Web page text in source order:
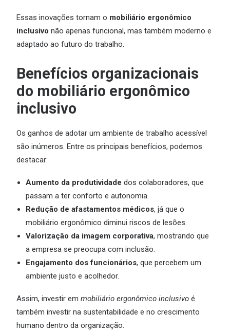
Essas inovações tornam o mobiliário ergonômico
inclusivo não apenas funcional, mas também moderno e
adaptado ao futuro do trabalho.
Benefícios organizacionais
do mobiliário ergonômico
inclusivo
Os ganhos de adotar um ambiente de trabalho acessível
são inúmeros. Entre os principais benefícios, podemos
destacar:
Aumento da produtividade dos colaboradores, que
passam a ter conforto e autonomia.
Redução de afastamentos médicos, já que o
mobiliário ergonômico diminui riscos de lesões.
Valorização da imagem corporativa, mostrando que
a empresa se preocupa com inclusão.
Engajamento dos funcionários, que percebem um
ambiente justo e acolhedor.
Assim, investir em mobiliário ergonômico inclusivo é
também investir na sustentabilidade e no crescimento
humano dentro da organização.